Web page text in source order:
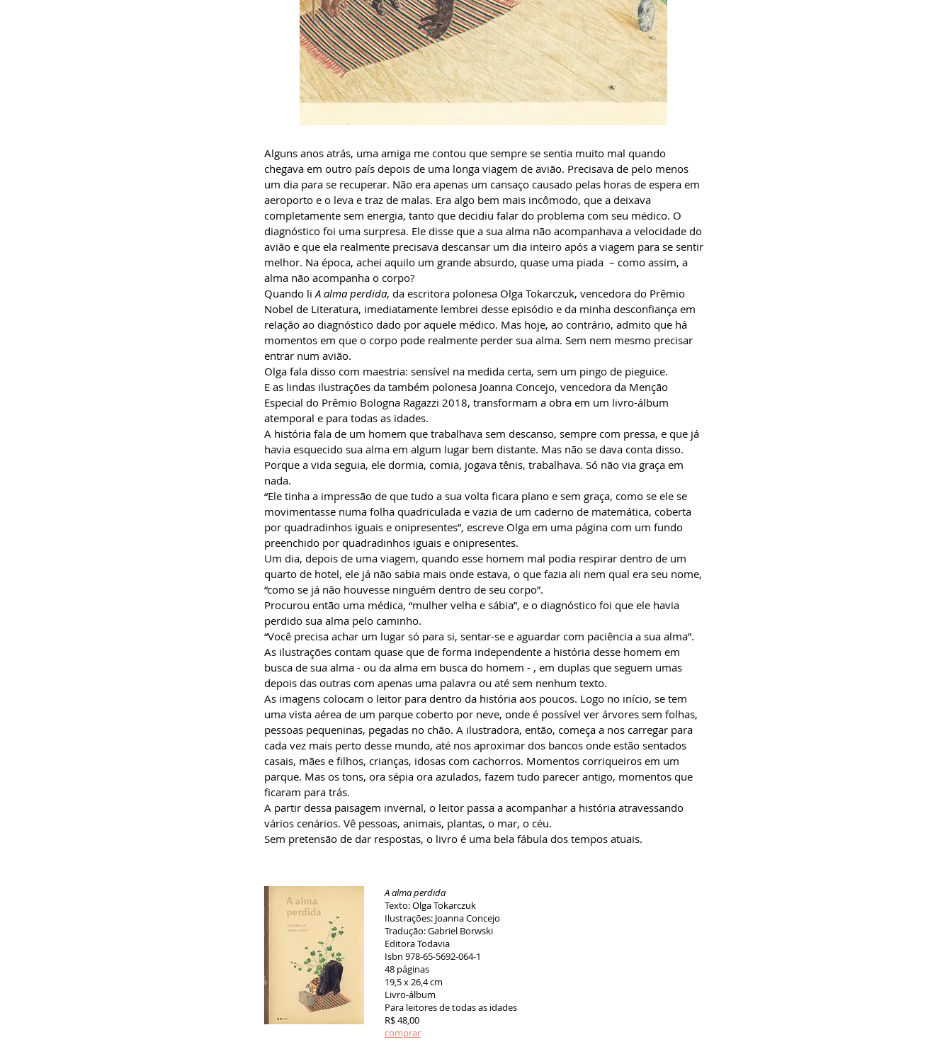
Alguns anos atrás, uma amiga me contou que sempre se sentia muito mal quando
chegava em outro país depois de uma longa viagem de avião. Precisava de pelo menos
um dia para se recuperar. Não era apenas um cansaço causado pelas horas de espera em
aeroporto e o leva e traz de malas. Era algo bem mais incômodo, que a deixava
completamente sem energia, tanto que decidiu falar do problema com seu médico. O
diagnóstico foi uma surpresa. Ele disse que a sua alma não acompanhava a velocidade do
avião e que ela realmente precisava descansar um dia inteiro após a viagem para se sentir
melhor. Na época, achei aquilo um grande absurdo, quase uma piada – como assim, a
alma não acompanha o corpo?
Quando liA alma perdida, da escritora polonesa Olga Tokarczuk, vencedora do Prêmio
Nobel de Literatura, imediatamente lembrei desse episódio e da minha desconfiança em
relação ao diagnóstico dado por aquele médico. Mas hoje, ao contrário, admito que há
momentos em que o corpo pode realmente perder sua alma. Sem nem mesmo precisar
entrar num avião.
Olga fala disso com maestria: sensível na medida certa, sem um pingo de pieguice.
E as lindas ilustrações da também polonesa Joanna Concejo, vencedora da Menção
Especial do Prêmio Bologna Ragazzi 2018, transformam a obra em um livro-álbum
atemporal e para todas as idades.
A história fala de um homem que trabalhava sem descanso, sempre com pressa, e que já
havia esquecido sua alma em algum lugar bem distante. Mas não se dava conta disso.
Porque a vida seguia, ele dormia, comia, jogava tênis, trabalhava. Só não via graça em
nada.
“Ele tinha a impressão de que tudo a sua volta ficara plano e sem graça, como se ele se
movimentasse numa folha quadriculada e vazia de um caderno de matemática, coberta
por quadradinhos iguais e onipresentes”, escreve Olga em uma página com um fundo
preenchido por quadradinhos iguais e onipresentes.
Um dia, depois de uma viagem, quando esse homem mal podia respirar dentro de um
quarto de hotel, ele já não sabia mais onde estava, o que fazia ali nem qual era seu nome,
“como se já não houvesse ninguém dentro de seu corpo”.
Procurou então uma médica, “mulher velha e sábia”, e o diagnóstico foi que ele havia
perdido sua alma pelo caminho.
“Você precisa achar um lugar só para si, sentar-se e aguardar com paciência a sua alma”.
As ilustrações contam quase que de forma independente a história desse homem em
busca de sua alma - ou da alma em busca do homem - , em duplas que seguem umas
depois das outras com apenas uma palavra ou até sem nenhum texto.
As imagens colocam o leitor para dentro da história aos poucos. Logo no início, se tem
uma vista aérea de um parque coberto por neve, onde é possível ver árvores sem folhas,
pessoas pequeninas, pegadas no chão. A ilustradora, então, começa a nos carregar para
cada vez mais perto desse mundo, até nos aproximar dos bancos onde estão sentados
casais, mães e filhos, crianças, idosas com cachorros. Momentos corriqueiros em um
parque. Mas os tons, ora sépia ora azulados, fazem tudo parecer antigo, momentos que
ficaram para trás.
A partir dessa paisagem invernal, o leitor passa a acompanhar a história atravessando
vários cenários. Vê pessoas, animais, plantas, o mar, o céu.
Sem pretensão de dar respostas, o livro é uma bela fábula dos tempos atuais.
A alma perdida
Texto: Olga Tokarczuk
Ilustrações: Joanna Concejo
Tradução: Gabriel Borwski
Editora Todavia
Isbn 978-65-5692-064-1
48 páginas
19,5 x 26,4 cm
Livro-álbum
Para leitores de todas as idades
R$ 48,00
comprar